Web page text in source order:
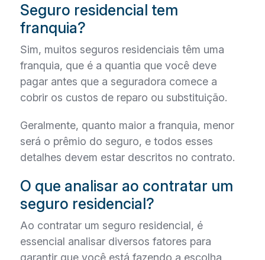
Seguro residencial tem
franquia?
Sim, muitos seguros residenciais têm uma
franquia, que é a quantia que você deve
pagar antes que a seguradora comece a
cobrir os custos de reparo ou substituição.
Geralmente, quanto maior a franquia, menor
será o prêmio do seguro, e todos esses
detalhes devem estar descritos no contrato.
O que analisar ao contratar um
seguro residencial?
Ao contratar um seguro residencial, é
essencial analisar diversos fatores para
garantir que você está fazendo a escolha